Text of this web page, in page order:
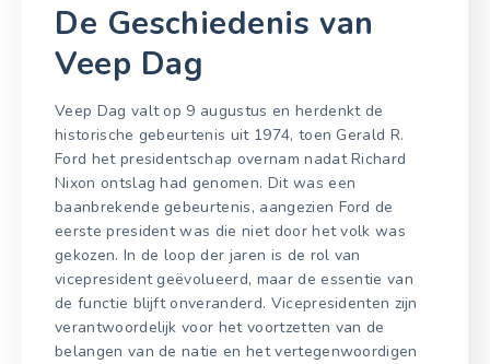
De Geschiedenis van
Veep Dag
Veep Dag valt op 9 augustus en herdenkt de
historische gebeurtenis uit 1974, toen Gerald R.
Ford het presidentschap overnam nadat Richard
Nixon ontslag had genomen. Dit was een
baanbrekende gebeurtenis, aangezien Ford de
eerste president was die niet door het volk was
gekozen. In de loop der jaren is de rol van
vicepresident geëvolueerd, maar de essentie van
de functie blijft onveranderd. Vicepresidenten zijn
verantwoordelijk voor het voortzetten van de
belangen van de natie en het vertegenwoordigen